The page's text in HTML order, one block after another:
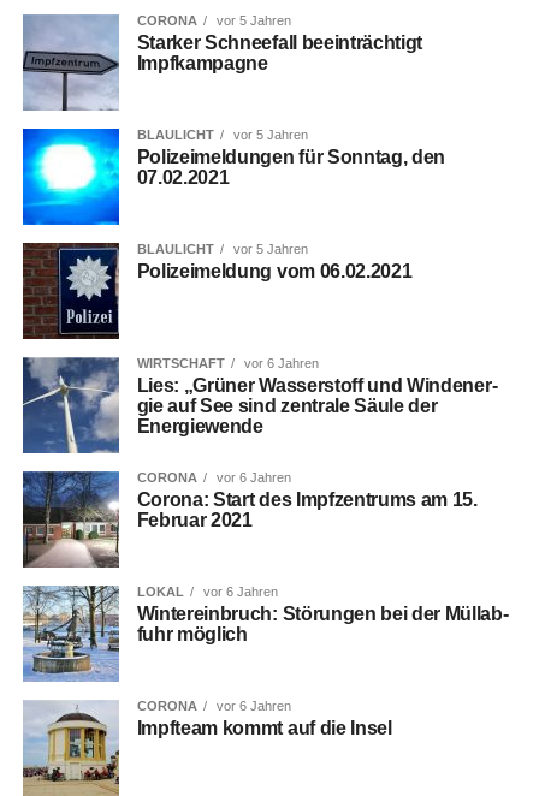
CORONA vor 5 Jahren
Star­ker Schnee­fall beein­träch­tigt
Impfkampagne
BLAULICHT vor 5 Jahren
Poli­zei­mel­dun­gen für Sonn­tag, den
07.02.2021
BLAULICHT vor 5 Jahren
Poli­zei­mel­dung vom 06.02.2021
WIRTSCHAFT vor 6 Jahren
Lies: „Grü­ner Was­ser­stoff und Wind­ener­
gie auf See sind zen­tra­le Säu­le der
Energiewende
CORONA vor 6 Jahren
Coro­na: Start des Impf­zen­trums am 15.
Febru­ar 2021
LOKAL vor 6 Jahren
Win­ter­ein­bruch: Stö­run­gen bei der Müll­ab­
fuhr möglich
CORONA vor 6 Jahren
Impf­team kommt auf die Insel